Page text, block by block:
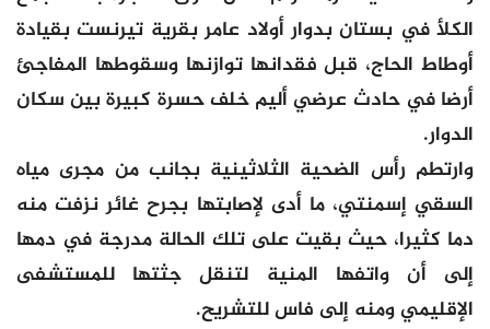
الكلأ في بستان بدوار أولاد عامر بقرية تيرنست بقيادة
أوطاط الحاج، قبل فقدانها توازنها وسقوطها المفاجئ
أرضا في حادث عرضي أليم خلف حسرة كبيرة بين سكان
الدوار.
وارتطم رأس الضحية الثلاثينية بجانب من مجرى مياه
السقي إسمنتي، ما أدى لإصابتها بجرح غائر نزفت منه
دما كثيرا، حيث بقيت على تلك الحالة مدرجة في دمها
إلى أن واتفها المنية لتنقل جثتها للمستشفى
الإقليمي ومنه إلى فاس للتشريح.